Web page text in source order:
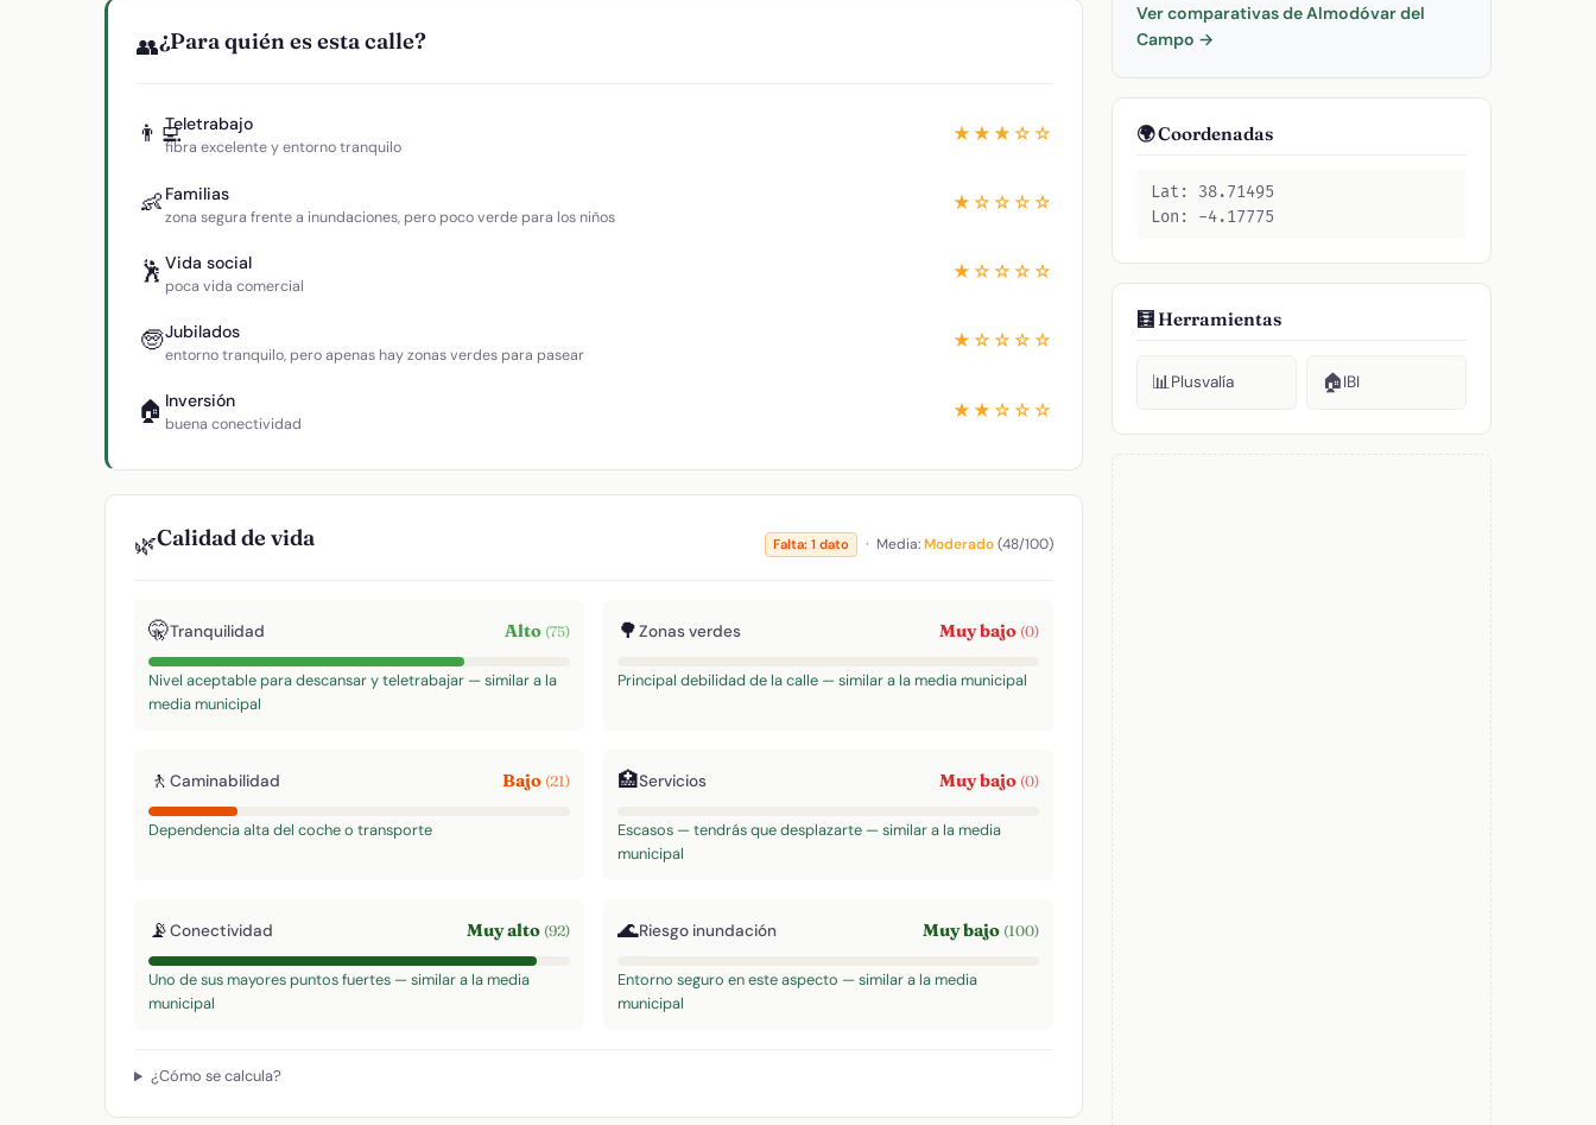
👥¿Para quién es esta calle?
👨‍💻Teletrabajo
fibra excelente y entorno tranquilo
★★★☆☆
👶 Familias
zona segura frente a inundaciones, pero poco verde para los niños
★☆☆☆☆
🕺 Vida social
poca vida comercial
★☆☆☆☆
🧓Jubilados
entorno tranquilo, pero apenas hay zonas verdes para pasear
★☆☆☆☆
🏠 Inversión
buena conectividad
★★☆☆☆
🌿Calidad de vida Falta: 1 dato · Media:Moderado(48/100)
🤫Tranquilidad Alto (75)
Nivel aceptable para descansar y teletrabajar — similar a la
media municipal
🌳Zonas verdes Muy bajo (0)
Principal debilidad de la calle — similar a la media municipal
🚶 Caminabilidad Bajo (21)
Dependencia alta del coche o transporte
🏥Servicios Muy bajo (0)
Escasos — tendrás que desplazarte — similar a la media
municipal
📡Conectividad Muy alto (92)
Uno de sus mayores puntos fuertes — similar a la media
municipal
🌊Riesgo inundación Muy bajo (100)
Entorno seguro en este aspecto — similar a la media
municipal
¿Cómo se calcula?
Ver comparativas de Almodóvar del
Campo →
🌍 Coordenadas
Lat: 38.71495
Lon: -4.17775
🧮 Herramientas
📊Plusvalía 🏠IBI